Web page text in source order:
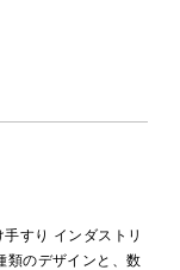
すり インダストリ
類のデザインと、数